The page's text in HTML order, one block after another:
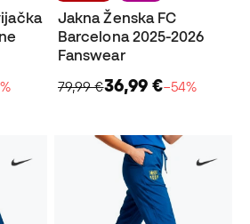
Jakna Ženska FC
Barcelona 2025-2026
Fanswear
79,99 €36,99 €−54%